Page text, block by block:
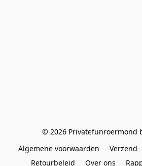
© 2026 Privatefunroermond
Algemene voorwaarden
Retourbeleid
Over ons